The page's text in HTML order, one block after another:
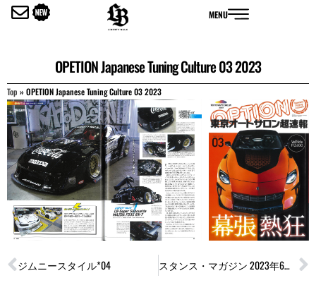
ッ
プ
MENU
OPETION Japanese Tuning Culture 03 2023
Top »OPETION Japanese Tuning Culture 03 2023
Prev
ジムニースタイル*04 スタンス・マガジン 2023年6月号（#57）